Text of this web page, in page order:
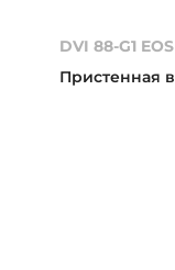
DVI 88-G1
Пристенная